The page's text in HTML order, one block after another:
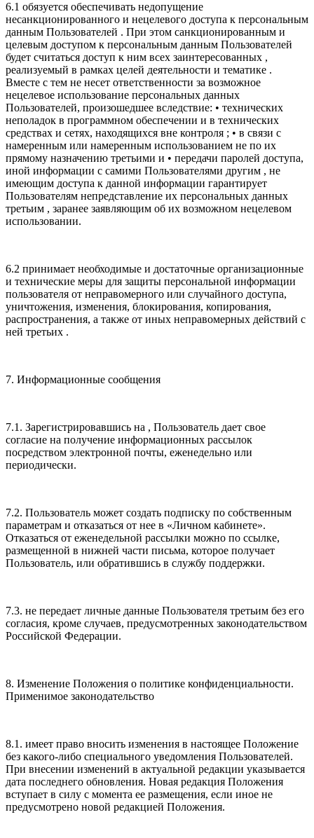
6.1 обязуется обеспечивать недопущение
несанкционированного и нецелевого доступа к персональным
данным Пользователей . При этом санкционированным и
целевым доступом к персональным данным Пользователей
будет считаться доступ к ним всех заинтересованных ,
реализуемый в рамках целей деятельности и тематике .
Вместе с тем не несет ответственности за возможное
нецелевое использование персональных данных
Пользователей, произошедшее вследствие: • технических
неполадок в программном обеспечении и в технических
средствах и сетях, находящихся вне контроля ; • в связи с
намеренным или намеренным использованием не по их
прямому назначению третьими и • передачи паролей доступа,
иной информации с самими Пользователями другим , не
имеющим доступа к данной информации гарантирует
Пользователям непредставление их персональных данных
третьим , заранее заявляющим об их возможном нецелевом
использовании.
6.2 принимает необходимые и достаточные организационные
и технические меры для защиты персональной информации
пользователя от неправомерного или случайного доступа,
уничтожения, изменения, блокирования, копирования,
распространения, а также от иных неправомерных действий с
ней третьих .
7. Информационные сообщения
7.1. Зарегистрировавшись на , Пользователь дает свое
согласие на получение информационных рассылок
посредством электронной почты, еженедельно или
периодически.
7.2. Пользователь может создать подписку по собственным
параметрам и отказаться от нее в «Личном кабинете».
Отказаться от еженедельной рассылки можно по ссылке,
размещенной в нижней части письма, которое получает
Пользователь, или обратившись в службу поддержки.
7.3. не передает личные данные Пользователя третьим без его
согласия, кроме случаев, предусмотренных законодательством
Российской Федерации.
8. Изменение Положения о политике конфиденциальности.
Применимое законодательство
8.1. имеет право вносить изменения в настоящее Положение
без какого-либо специального уведомления Пользователей.
При внесении изменений в актуальной редакции указывается
дата последнего обновления. Новая редакция Положения
вступает в силу с момента ее размещения, если иное не
предусмотрено новой редакцией Положения.